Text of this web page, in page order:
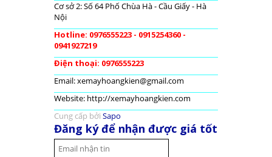
Cơ sở 2: Số 64 Phố Chùa Hà - Cầu Giấy - Hà
Nội
Hotline: 0976555223 - 0915254360 -
0941927219
Điện thoại: 0976555223
Email: xemayhoangkien@gmail.com
Website: http://xemayhoangkien.com
Cung cấp bởi Sapo
Đăng ký để nhận được giá tốt